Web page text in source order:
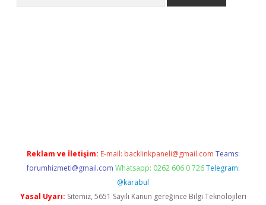
Reklam ve İletişim: E-mail: backlinkpaneli@gmail.com Teams:
forumhizmeti@gmail.com Whatsapp: 0262 606 0 726 Telegram:
@karabul
Yasal Uyarı: Sitemiz, 5651 Sayılı Kanun gereğince Bilgi Teknolojileri